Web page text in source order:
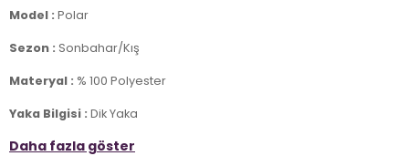
Model : Polar
Sezon : Sonbahar/Kış
Materyal : % 100 Polyester
Yaka Bilgisi : Dik Yaka
Kapama Bilgisi :Yarım Fermuar , Fermuarlı
Daha fazla göster